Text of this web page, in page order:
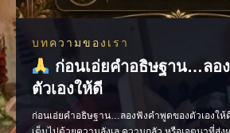
บทความของเรา
ก่อนเอ่ยคำอธิษฐาน…ลอ
ตัวเองให้ดี
ก่อนเอ่ยคำอธิษฐาน…ลองฟังคำพูดของตัวเองให้